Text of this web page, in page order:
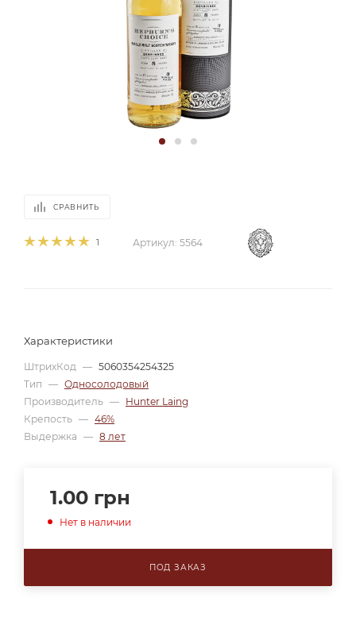
СРАВНИТЬ
1 Артикул: 5564
Характеристики
ШтрихКод — 5060354254325
Тип — Односолодовый
Производитель — Hunter Laing
Крепость — 46%
Выдержка — 8 лет
1.00 грн
Нет в наличии
ПОД ЗАКАЗ